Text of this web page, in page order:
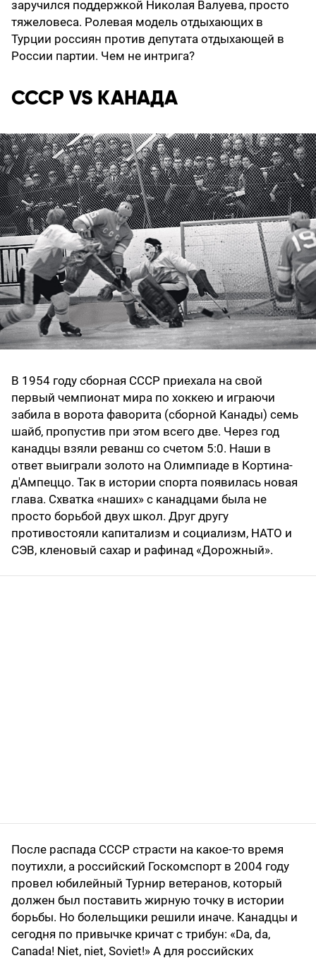
заручился поддержкой Николая Валуева, просто
тяжеловеса. Ролевая модель отдыхающих в
Турции россиян против депутата отдыхающей в
России партии. Чем не интрига?
СССР VS КАНАДА
В 1954 году сборная СССР приехала на свой
первый чемпионат мира по хоккею и играючи
забила в ворота фаворита (сборной Канады) семь
шайб, пропустив при этом всего две. Через год
канадцы взяли реванш со счетом 5:0. Наши в
ответ выиграли золото на Олимпиаде в Кортина-
д'Ампеццо. Так в истории спорта появилась новая
глава. Схватка «наших» с канадцами была не
просто борьбой двух школ. Друг другу
противостояли капитализм и социализм, НАТО и
СЭВ, кленовый сахар и рафинад «Дорожный».
После распада СССР страсти на какое-то время
поутихли, а российский Госкомспорт в 2004 году
провел юбилейный Турнир ветеранов, который
должен был поставить жирную точку в истории
борьбы. Но болельщики решили иначе. Канадцы и
сегодня по привычке кричат с трибун: «Da, da,
Canada! Niet, niet, Soviet!» А для российских